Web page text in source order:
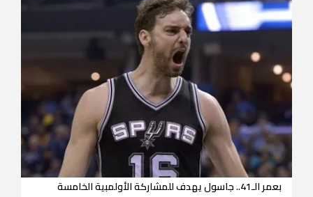
بعمر الـ41.. جاسول يهدف للمشاركة الأولمبية الخامسة